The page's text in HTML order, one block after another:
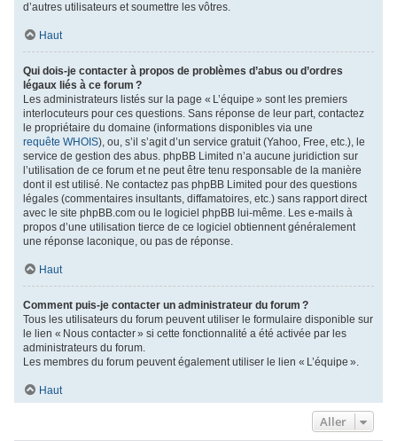
d’autres utilisateurs et soumettre les vôtres.
Haut
Qui dois-je contacter à propos de problèmes d’abus ou d’ordres
légaux liés à ce forum ?
Les administrateurs listés sur la page « L’équipe » sont les premiers
interlocuteurs pour ces questions. Sans réponse de leur part, contactez
le propriétaire du domaine (informations disponibles via une
requête WHOIS), ou, s’il s’agit d’un service gratuit (Yahoo, Free, etc.), le
service de gestion des abus. phpBB Limited n’a aucune juridiction sur
l’utilisation de ce forum et ne peut être tenu responsable de la manière
dont il est utilisé. Ne contactez pas phpBB Limited pour des questions
légales (commentaires insultants, diffamatoires, etc.) sans rapport direct
avec le site phpBB.com ou le logiciel phpBB lui-même. Les e-mails à
propos d’une utilisation tierce de ce logiciel obtiennent généralement
une réponse laconique, ou pas de réponse.
Haut
Comment puis-je contacter un administrateur du forum ?
Tous les utilisateurs du forum peuvent utiliser le formulaire disponible sur
le lien « Nous contacter » si cette fonctionnalité a été activée par les
administrateurs du forum.
Les membres du forum peuvent également utiliser le lien « L’équipe ».
Haut
Aller